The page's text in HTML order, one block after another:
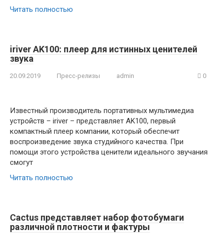
Читать полностью
iriver AK100: плеер для истинных ценителей
звука
20.09.2019 Пресс-релизы admin 0
Известный производитель портативных мультимедиа
устройств – iriver – представляет AK100, первый
компактный плеер компании, который обеспечит
воспроизведение звука студийного качества. При
помощи этого устройства ценители идеального звучания
смогут
Читать полностью
Cactus представляет набор фотобумаги
различной плотности и фактуры